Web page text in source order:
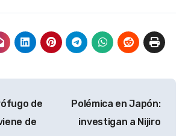
de
de
Polémica en Japón:
investigan a Nijiro